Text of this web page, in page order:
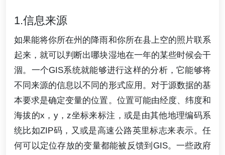
1.信息来源
如果能将你所在州的降雨和你所在县上空的照片联系
起来，就可以判断出哪块湿地在一年的某些时候会干
涸。一个GIS系统就能够进行这样的分析，它能够将
不同来源的信息以不同的形式应用。对于源数据的基
本要求是确定变量的位置。位置可能由经度、纬度和
海拔的x，y，z坐标来标注，或是由其他地理编码系
统比如ZIP码，又或是高速公路英里标志来表示。任
何可以定位存放的变量都能被反馈到GIS。一些政府